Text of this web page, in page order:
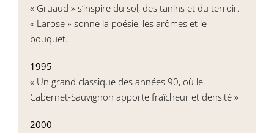
« Gruaud » s’inspire du sol, des tanins et du terroir.
« Larose » sonne la poésie, les arômes et le
bouquet.
1995
« Un grand classique des années 90, où le
Cabernet-Sauvignon apporte fraîcheur et densité »
2000